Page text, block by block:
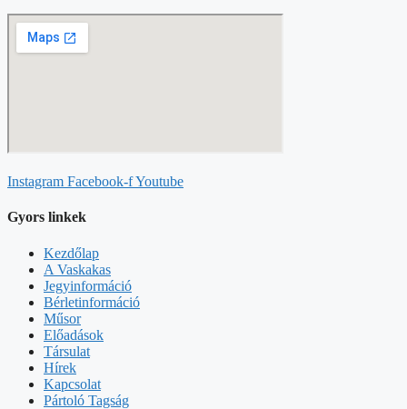
Instagram Facebook-fYoutube
Gyors linkek
Kezdőlap
A Vaskakas
Jegyinformáció
Bérletinformáció
Műsor
Előadások
Társulat
Hírek
Kapcsolat
Pártoló Tagság